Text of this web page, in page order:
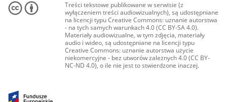
Treści tekstowe publikowane w serwisie (z
wyłączeniem treści audiowizualnych), są udostępniane
na licencji typu Creative Commons: uznanie autorstwa
- na tych samych warunkach 4.0 (CC BY-SA 4.0).
Materiały audiowizualne, w tym zdjęcia, materiały
audio i wideo, są udostępniane na licencji typu
Creative Commons: uznanie autorstwa użycie
niekomercyjne - bez utworów zależnych 4.0 (CC BY-
NC-ND 4.0), o ile nie jest to stwierdzone inaczej.